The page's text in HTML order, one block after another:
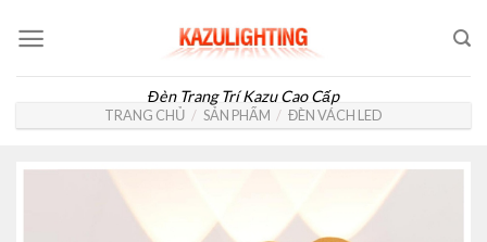
Đèn Trang Trí Kazu Cao Cấp
TRANG CHỦ / SẢN PHẨM / ĐÈN VÁCH LED